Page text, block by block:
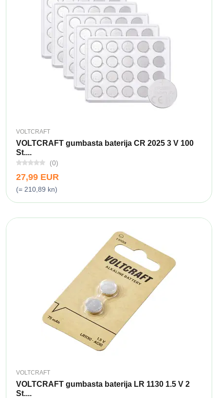
VOLTCRAFT
VOLTCRAFT gumbasta baterija CR 2025 3 V 100
St....
(0)
27,99 EUR
(= 210,89 kn)
VOLTCRAFT
VOLTCRAFT gumbasta baterija LR 1130 1.5 V 2
St....